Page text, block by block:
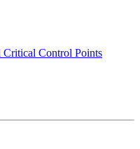
Control Points